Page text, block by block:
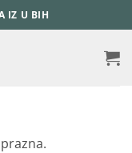
IZ U BIH